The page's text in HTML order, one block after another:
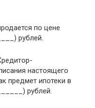
по цене
рублей.
настоящего
предмет ипотеки в
рублей.